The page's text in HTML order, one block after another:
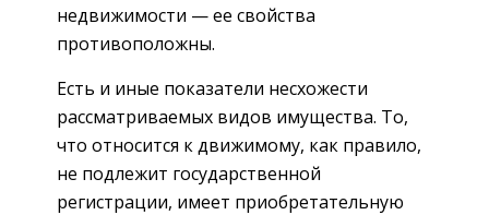
недвижимости — ее свойства
противоположны.
Есть и иные показатели несхожести
рассматриваемых видов имущества. То,
что относится к движимому, как правило,
не подлежит государственной
регистрации, имеет приобретательную